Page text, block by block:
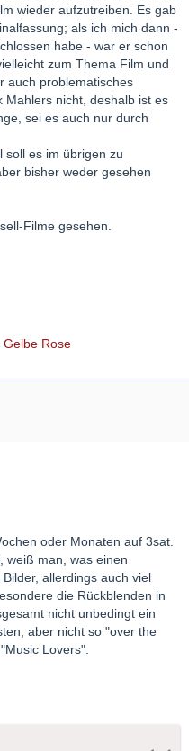
wieder aufzutreiben. Es gab
als ich mich dann -
habe - war er schon
zum Thema Film und
auch problematisches
Mahlers nicht, deshalb ist es
sei es auch nur durch
soll es im übrigen zu
bisher weder gesehen
Filme gesehen.
oder Monaten auf 3sat.
weiß man, was einen
allerdings auch viel
die Rückblenden in
nicht unbedingt ein
aber nicht so "over the
Lovers".